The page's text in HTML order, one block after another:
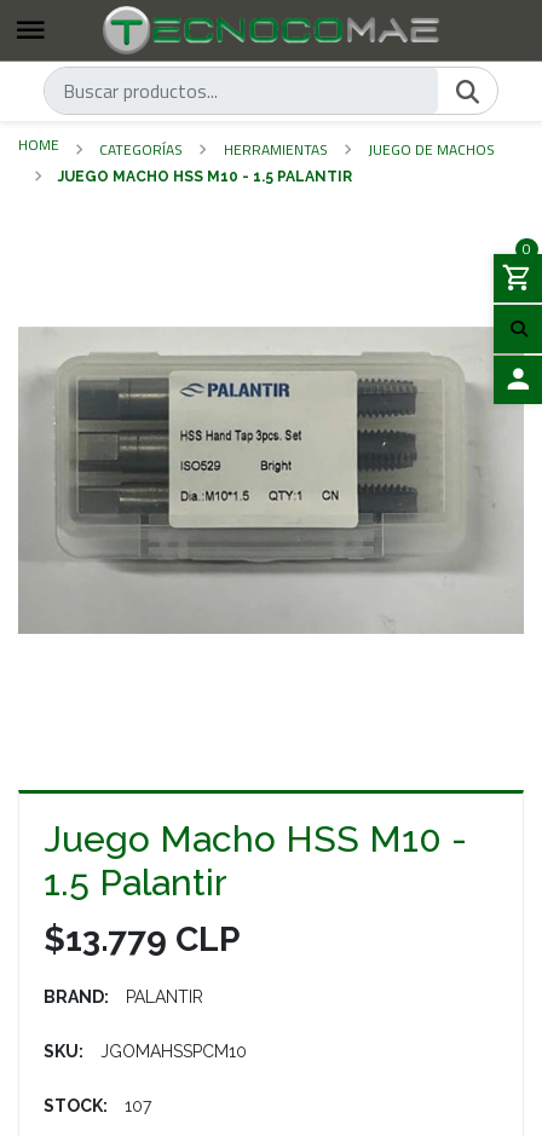
0
HOME CATEGORÍAS HERRAMIENTAS JUEGO DE MACHOS
JUEGO MACHO HSS M10 - 1.5 PALANTIR
Juego Macho HSS M10 -
1.5 Palantir
$13.779 CLP
BRAND: PALANTIR
SKU: JGOMAHSSPCM10
STOCK: 107